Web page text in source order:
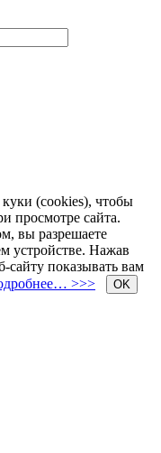
(cookies), чтобы
просмотре сайта.
вы разрешаете
устройстве. Нажав
показывать вам
>>> OK